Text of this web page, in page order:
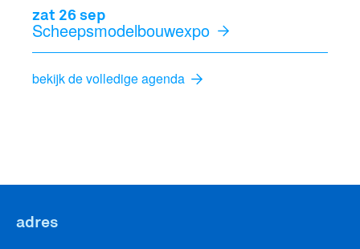
zat 26 sep
Scheepsmodelbouwexpo
bekijk de volledige agenda
adres